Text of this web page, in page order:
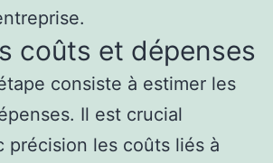
coûts et dépenses
consiste à estimer les
Il est crucial
précision les coûts liés à